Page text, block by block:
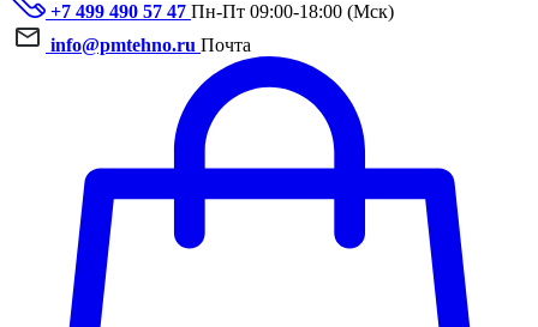
+7 499 490 57 47 Пн-Пт 09:00-18:00 (Мск)
info@pmtehno.ru Почта